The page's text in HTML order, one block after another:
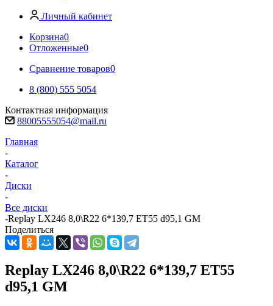
Личный кабинет
Корзина0
Отложенные0
Сравнение товаров0
8 (800) 555 5054
Контактная информация
88005555054@mail.ru
Главная
-
Каталог
-
Диски
-
Все диски
-Replay LX246 8,0\R22 6*139,7 ET55 d95,1 GM
Поделиться
Replay LX246 8,0\R22 6*139,7 ET55
d95,1 GM